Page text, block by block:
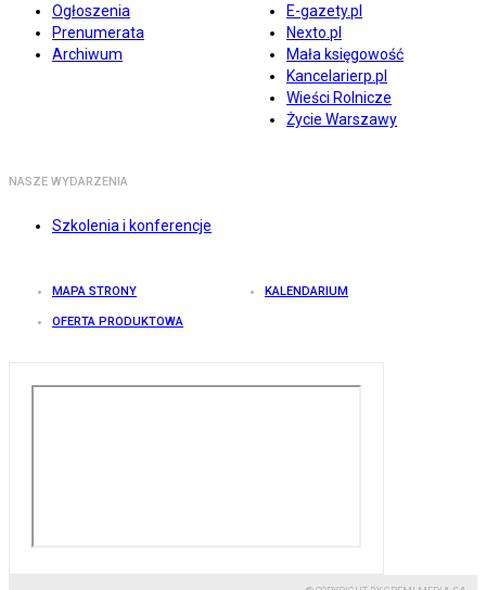
Ogłoszenia
Prenumerata
Archiwum
E-gazety.pl
Nexto.pl
Mała księgowość
Kancelarierp.pl
Wieści Rolnicze
Życie Warszawy
NASZE WYDARZENIA
Szkolenia i konferencje
MAPA STRONY KALENDARIUM
OFERTA PRODUKTOWA